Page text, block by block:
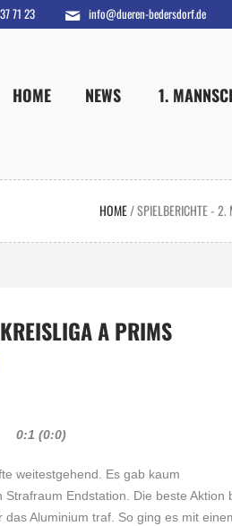
71 23 info@dueren-bedersdorf.de
HOME NEWS 1.
HOME/SPIELBERICHTE - 2.
A PRIMS
0:1 (0:0)
weitestgehend. Es gab kaum
Endstation. Die beste Aktion
Aluminium traf. So ging es mit